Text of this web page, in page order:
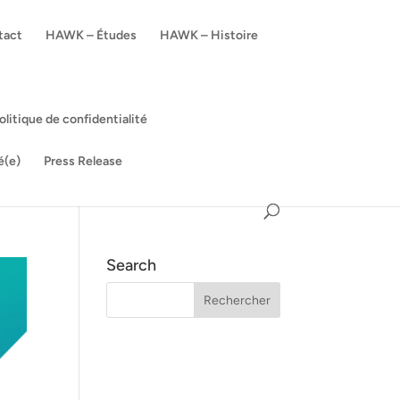
HAWK – Études HAWK – Histoire
de confidentialité
Press Release
Search